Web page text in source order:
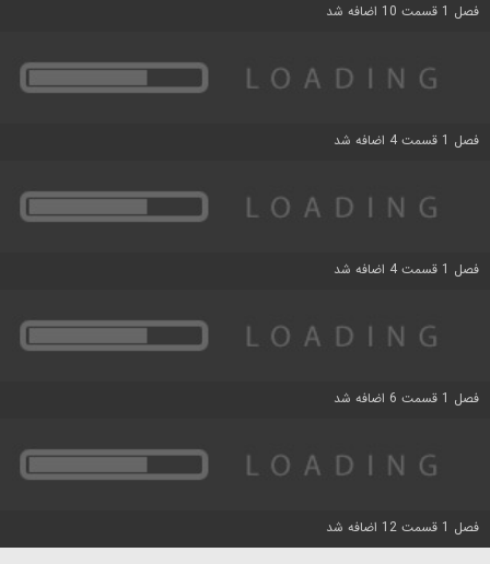
فصل 1 قسمت 10 اضافه شد
فصل 1 قسمت 4 اضافه شد
فصل 1 قسمت 4 اضافه شد
فصل 1 قسمت 6 اضافه شد
فصل 1 قسمت 12 اضافه شد